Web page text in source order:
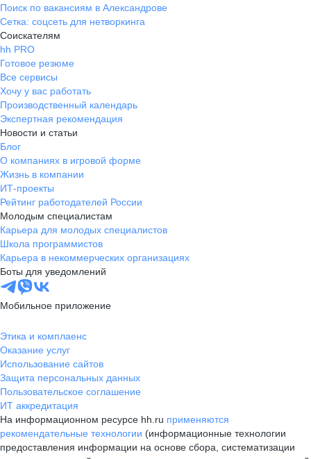
Поиск по вакансиям в Александрове
Сетка: соцсеть для нетворкинга
Соискателям
hh PRO
Готовое резюме
Все сервисы
Хочу у вас работать
Производственный календарь
Экспертная рекомендация
Новости и статьи
Блог
О компаниях в игровой форме
Жизнь в компании
ИТ-проекты
Рейтинг работодателей России
Молодым специалистам
Карьера для молодых специалистов
Школа программистов
Карьера в некоммерческих организациях
Боты для уведомлений
Мобильное приложение
Этика и комплаенс
Оказание услуг
Использование сайтов
Защита персональных данных
Пользовательское соглашение
ИТ аккредитация
На информационном ресурсе hh.ru применяются
рекомендательные технологии (информационные технологии
предоставления информации на основе сбора, систематизации